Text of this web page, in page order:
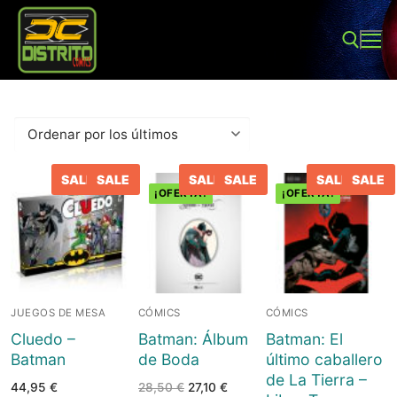
contenido
Buscar:
Juegos de mesa
Sobre Nosotros
JUEGOS DE MESA
SALE SALE
Cluedo –
Batman
44,95 €
¡OFERTA!
CÓMICS
SALE SALE
Batman: Álbum
de Boda
28,50€ El
27,10 €El
¡OFERTA!
CÓMICS
SALE SALE
Batman: El
último caballero
de La Tierra –